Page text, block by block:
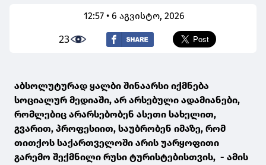
12:57 • 6 აგვისტო, 2026
23
აბსოლუტურად ყალბი შინაარსი იქმნება
სოციალურ მედიაში, არ არსებული ადამიანები,
რომლებიც არარსებობენ ასეთი სახელით,
გვარით, პროფესიით, საუბრობენ იმაზე, რომ
თითქოს საქართველოში არის უარყოფითი
გარემო შექმნილი რუსი ტურისტებისთვის, - ამის